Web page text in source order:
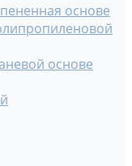
основе
основе